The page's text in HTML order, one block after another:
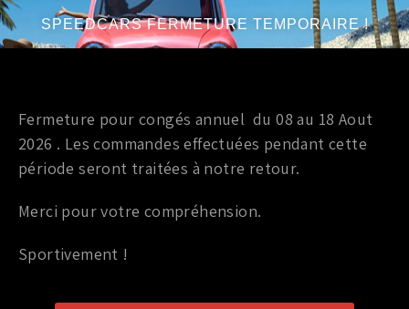
PAIRE DE DISQUES DE FREIN FERODO AVANT NISSAN
370Z
250,00€
Ajouter au panier
SPEEDCARS FERMETURE TEMPORAIRE !
Fermeture pour congés annuel du 08 au 18 Aout
2026 . Les commandes effectuées pendant cette
période seront traitées à notre retour.
Merci pour votre compréhension.
Sportivement !